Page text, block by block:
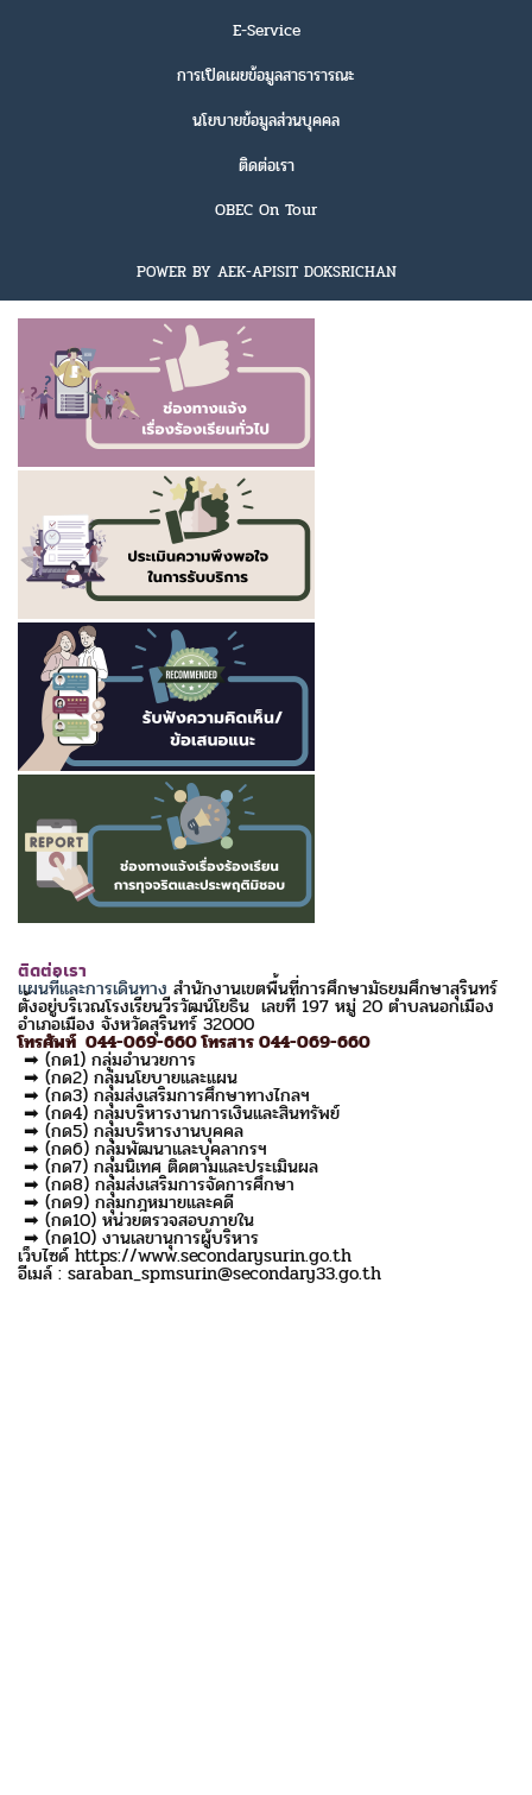
E-Service
การเปิดเผยข้อมูลสาธารารณะ
นโยบายข้อมูลส่วนบุคคล
ติดต่อเรา
OBEC On Tour
POWER BY AEK-APISIT DOKSRICHAN
ติดต่อเรา
แผนที่และการเดินทางสำนักงานเขตพื้นที่การศึกษามัธยมศึกษาสุรินทร์
ตั้งอยู่บริเวณโรงเรียนวีรวัฒน์โยธิน เลขที่ 197 หมู่ 20 ตำบลนอกเมือง
อำเภอเมือง จังหวัดสุรินทร์ 32000
โทรศัพท์ 044-069-660 โทรสาร 044-069-660
➡ (กด1) กลุ่มอำนวยการ
➡ (กด2) กลุ่มนโยบายและแผน
➡ (กด3) กลุ่มส่งเสริมการศึกษาทางไกลฯ
➡ (กด4) กลุ่มบริหารงานการเงินและสินทรัพย์
➡ (กด5) กลุ่มบริหารงานบุคคล
➡ (กด6) กลุ่มพัฒนาและบุคลากรฯ
➡ (กด7) กลุ่มนิเทศ ติดตามและประเมินผล
➡ (กด8) กลุ่มส่งเสริมการจัดการศึกษา
➡ (กด9) กลุ่มกฎหมายและคดี
➡ (กด10) หน่วยตรวจสอบภายใน
➡ (กด10) งานเลขานุการผู้บริหาร
เว็บไซด์ https://www.secondarysurin.go.th
อีเมล์ : saraban_spmsurin@secondary33.go.th